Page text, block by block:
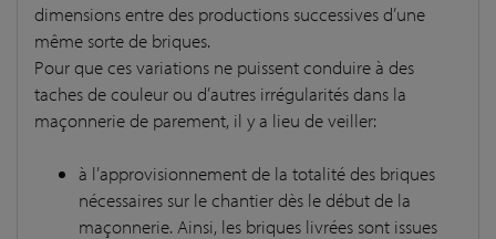
dimensions entre des productions successives d’une
même sorte de briques.
Pour que ces variations ne puissent conduire à des
taches de couleur ou d’autres irrégularités dans la
maçonnerie de parement, il y a lieu de veiller:
à l’approvisionnement de la totalité des briques
nécessaires sur le chantier dès le début de la
maçonnerie. Ainsi, les briques livrées sont issues